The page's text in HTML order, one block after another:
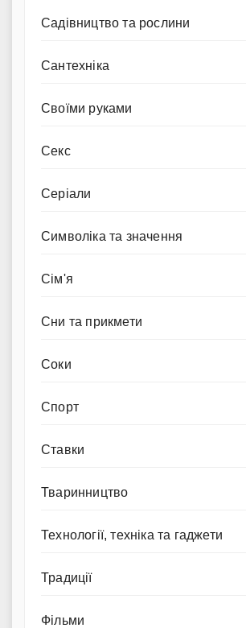
Садівництво та рослини
Сантехніка
Своїми руками
Секс
Серіали
Символіка та значення
Сім'я
Сни та прикмети
Соки
Спорт
Ставки
Тваринництво
Технології, техніка та гаджети
Традиції
Фільми